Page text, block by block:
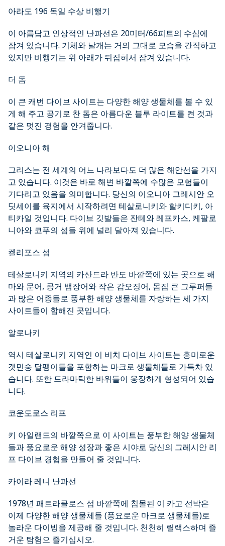
아라도 196 독일 수상 비행기
이 아름답고 인상적인 난파선은 20미터/66피트의 수심에
잠겨 있습니다. 기체와 날개는 거의 그대로 모습을 간직하고
있지만 비행기는 위 아래가 뒤집혀서 잠겨 있습니다.
더 돔
이 큰 캐번 다이브 사이트는 다양한 해양 생물체를 볼 수 있
게 해 주고 공기로 찬 돔은 아름다운 블루 라이트를 켠 것과
같은 멋진 경험을 안겨줍니다.
이오니아 해
그리스는 전 세계의 어느 나라보다도 더 많은 해안선을 가지
고 있습니다. 이것은 바로 해변 바깥쪽에 수많은 모험들이
기다리고 있음을 의미합니다. 당신의 이오니아 그레시안 오
딧세이를 육지에서 시작하려면 테살로니키와 할키디키, 아
티카일 것입니다. 다이브 깃발들은 잔테와 레프카스, 케팔로
니아와 코푸의 섬들 위에 널리 달아져 있습니다.
켈리포스 섬
테살로니키 지역의 카산드라 반도 바깥쪽에 있는 곳으로 해
마와 문어, 콩거 뱀장어와 작은 갑오징어, 몸집 큰 그루퍼들
과 많은 어종들로 풍부한 해양 생물체를 자랑하는 세 가지
사이트들이 합해진 곳입니다.
알로나키
역시 테살로니키 지역인 이 비치 다이브 사이트는 흥미로운
갯민숭 달팽이들을 포함하는 마크로 생물체들로 가득차 있
습니다. 또한 드라마틱한 바위들이 웅장하게 형성되어 있습
니다.
코운도로스 리프
키 아일랜드의 바깥쪽으로 이 사이트는 풍부한 해양 생물체
들과 풍요로운 해양 성장과 좋은 시야로 당신의 그레시안 리
프 다이브 경험을 만들어 줄 것입니다.
카이라 레니 난파선
1978년 패트라클로스 섬 바깥쪽에 침몰된 이 카고 선박은
이제 다양한 해양 생물체들 (풍요로운 마크로 생물체들)로
놀라운 다이빙을 제공해 줄 것입니다. 천천히 릴랙스하며 즐
거운 탐험으 즐기십시오.